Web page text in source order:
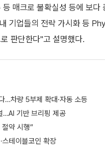
매크로 불확실성 등에 보
기업들의 전략 가시화 등
판단한다"고 설명했다.
…차량 5부제 확대·자동 소등
…AI 기반 브리핑 제공
약 시행”
스테이블코인 확장